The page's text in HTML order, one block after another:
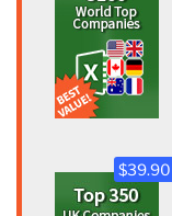
$39.90